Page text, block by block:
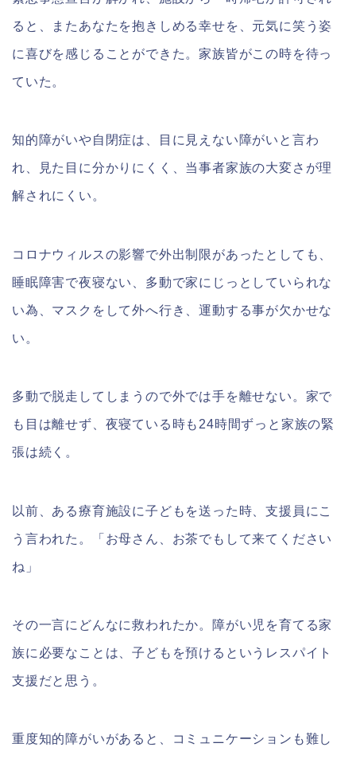
ると、またあなたを抱きしめる幸せを、元気に笑う姿
に喜びを感じることができた。家族皆がこの時を待っ
ていた。
知的障がいや自閉症は、目に見えない障がいと言わ
れ、見た目に分かりにくく、当事者家族の大変さが理
解されにくい。
コロナウィルスの影響で外出制限があったとしても、
睡眠障害で夜寝ない、多動で家にじっとしていられな
い為、マスクをして外へ行き、運動する事が欠かせな
い。
多動で脱走してしまうので外では手を離せない。家で
も目は離せず、夜寝ている時も24時間ずっと家族の緊
張は続く。
以前、ある療育施設に子どもを送った時、支援員にこ
う言われた。「お母さん、お茶でもして来てください
ね」
その一言にどんなに救われたか。障がい児を育てる家
族に必要なことは、子どもを預けるというレスパイト
支援だと思う。
重度知的障がいがあると、コミュニケーションも難し